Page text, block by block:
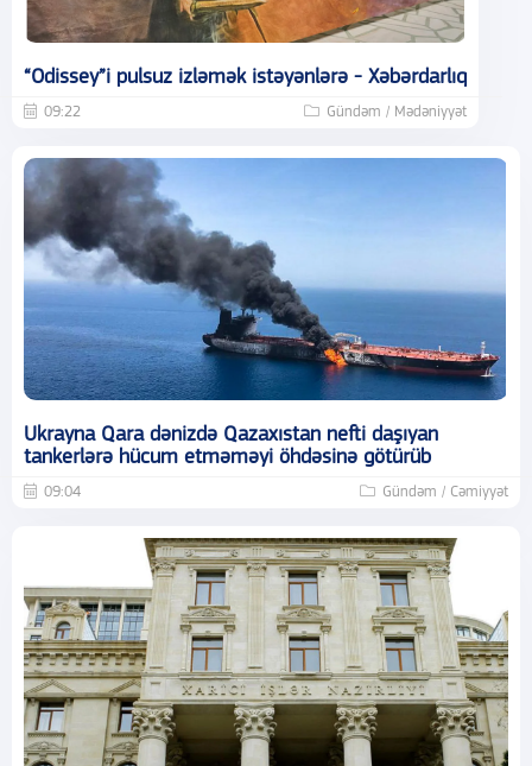
“Odissey”i pulsuz izləmək istəyənlərə - Xəbərdarlıq
09:22 Gündəm / Mədəniyyət
Ukrayna Qara dənizdə Qazaxıstan nefti daşıyan
tankerlərə hücum etməməyi öhdəsinə götürüb
09:04 Gündəm / Cəmiyyət